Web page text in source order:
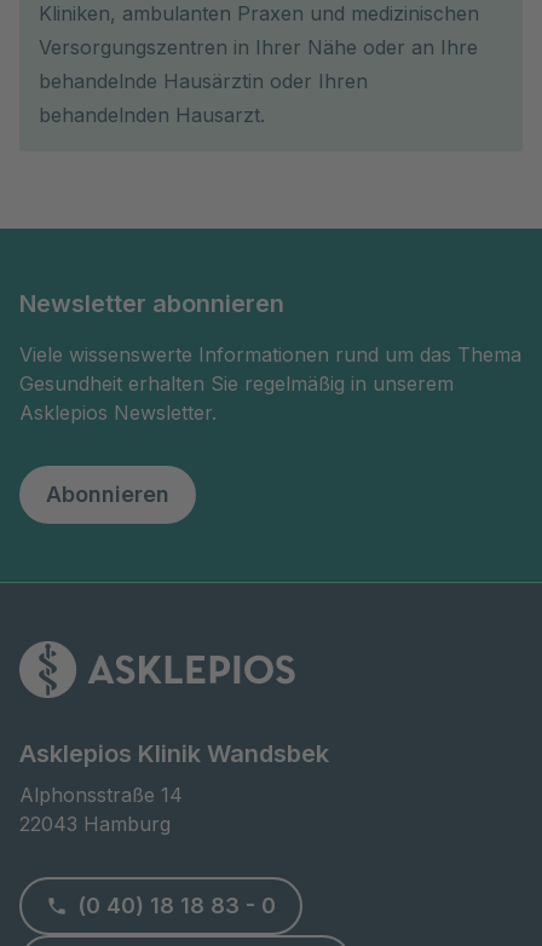
Kliniken, ambulanten Praxen und medizinischen
Versorgungszentren in Ihrer Nähe oder an Ihre
behandelnde Hausärztin oder Ihren
behandelnden Hausarzt.
Newsletter abonnieren
Viele wissenswerte Informationen rund um das Thema
Gesundheit erhalten Sie regelmäßig in unserem
Asklepios Newsletter.
Abonnieren
Asklepios Klinik Wandsbek
Alphonsstraße 14
22043 Hamburg
(0 40) 18 18 83 - 0